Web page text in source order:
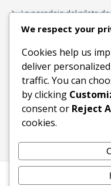
La paradoja del piloto
complejidad de la IA
Los organigramas de
IA acaba de dejarlos
Buscar
We respect your
Cookies help us
deliver
traffic. You can
by clicking
consent or Reject
cookies.